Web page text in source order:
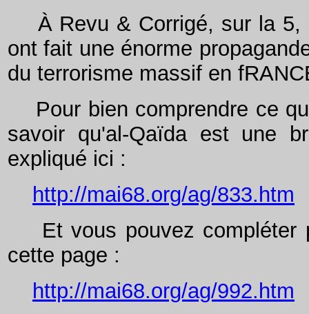
À Revu & Corrigé, sur la 5,
ont fait une énorme
du terrorisme massif en
Pour bien comprendre ce
savoir qu'al-Qaïda est une
expliqué ici :
http://mai68.org/ag/833.htm
Et vous pouvez compléter
cette page :
http://mai68.org/ag/992.htm